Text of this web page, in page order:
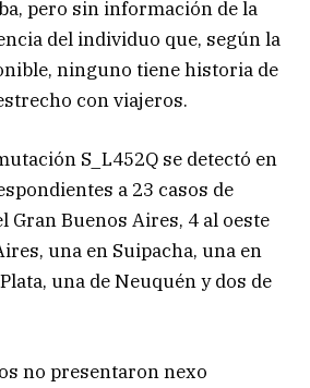
pero sin información de la
del individuo que, según la
ninguno tiene historia de
con viajeros.
S_L452Q se detectó en
a 23 casos de
Gran Buenos Aires, 4 al oeste
una en Suipacha, una en
una de Neuquén y dos de
no presentaron nexo